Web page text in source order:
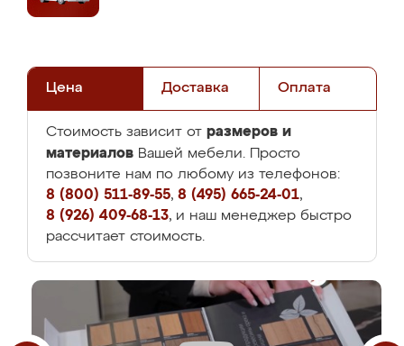
Цена Доставка Оплата
Стоимость зависит от размеров и
материалов Вашей мебели. Просто
позвоните нам по любому из телефонов:
8 (800) 511-89-55, 8 (495) 665-24-01,
8 (926) 409-68-13, и наш менеджер быстро
рассчитает стоимость.